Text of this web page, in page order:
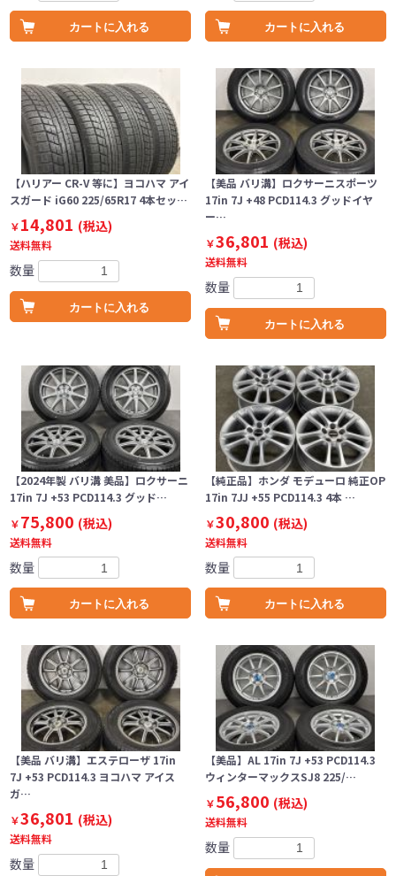
カートに入れる カートに入れる
【ハリアー CR-V 等に】ヨコハマ アイ
スガード iG60 225/65R17 4本セッ…
￥14,801 (税込)
送料無料
数量
カートに入れる
【美品 バリ溝】ロクサーニスポーツ
17in 7J +48 PCD114.3 グッドイヤ
ー…
￥36,801 (税込)
送料無料
数量
カートに入れる
【2024年製 バリ溝 美品】ロクサーニ
17in 7J +53 PCD114.3 グッド…
￥75,800 (税込)
送料無料
数量
カートに入れる
【純正品】ホンダ モデューロ 純正OP
17in 7JJ +55 PCD114.3 4本 …
￥30,800 (税込)
送料無料
数量
カートに入れる
【美品 バリ溝】エステローザ 17in
7J +53 PCD114.3 ヨコハマ アイス
ガ…
￥36,801 (税込)
送料無料
数量
【美品】AL 17in 7J +53 PCD114.3
ウィンターマックスSJ8 225/…
￥56,800 (税込)
送料無料
数量